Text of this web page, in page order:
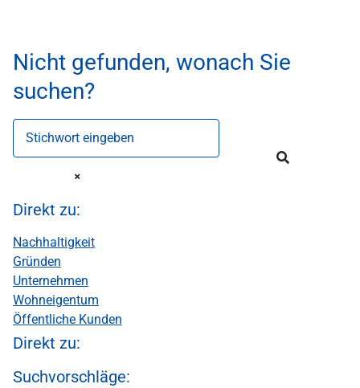
Nicht gefunden, wonach Sie
suchen?
Stichwort eingeben
Direkt zu:
Nachhaltigkeit
Gründen
Unternehmen
Wohneigentum
Öffentliche Kunden
Direkt zu:
Suchvorschläge: